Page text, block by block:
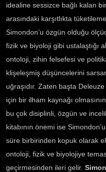
idealine sessizce bağlı kalan
arasındaki karşıtlıkta
Simondon’u özgün olduğu
fizik ve biyoloji gibi ustalaştığı
ontoloji, zihin felsefesi ve
klişeleşmiş düşüncelerini
uğraşıdır. Zaten başta
için bir ilham kaynağı
bu çok disiplinli, özgün ve
kitabının önemi ise
süre birbirinden kopuk olarak
ontoloji, fizik ve biyolojiye
geçirmesinden ileri gelir.